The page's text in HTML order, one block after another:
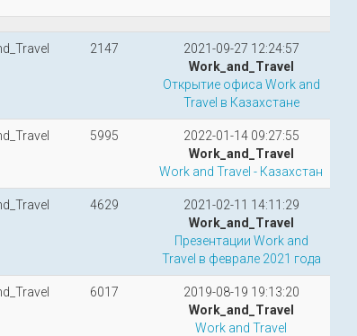
2147
2021-09-27 12:24:57
Work_and_Travel
Открытие офиса Work and
Travel в Казахстане
5995
2022-01-14 09:27:55
Work_and_Travel
Work and Travel - Казахстан
4629
2021-02-11 14:11:29
Work_and_Travel
Презентации Work and
Travel в феврале 2021 года
6017
2019-08-19 19:13:20
Work_and_Travel
Work and Travel